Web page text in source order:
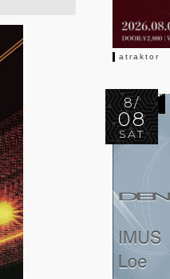
atraktor
8/
08
SAT